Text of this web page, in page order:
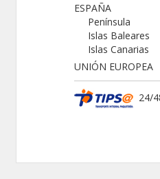
ESPAÑA
Península
Islas Baleares
Islas Canarias
UNIÓN EUROPEA
24/